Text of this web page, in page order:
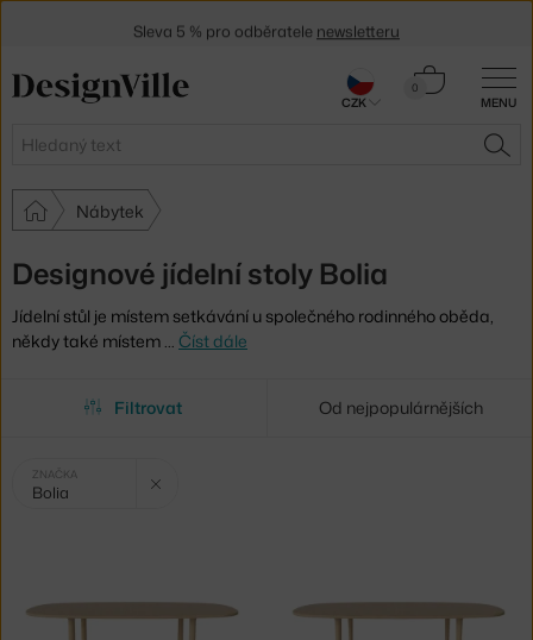
MENU
Hledat
0
Košík
Nábytek
Designové jídelní stoly Bolia
Jídelní stůl je místem setkávání u společného rodinného oběda,
někdy také místem … Číst dále
Filtrovat Od nejpopulárnějších
Vybrané
filtry:
ZNAČKA
Bolia
Sleva 5 % pro odběratele newsletteru
CZK